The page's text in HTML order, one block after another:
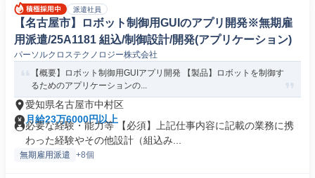
派遣社員
【名古屋市】ロボット制御用GUIのアプリ開発※無期雇
用派遣/25A1181 組込/制御設計/開発(アプリケーション)
パーソルクロステクノロジー株式会社
【概要】ロボット制御用GUIアプリ開発 【製品】ロボットを制御す
るためのアプリケーションの...
愛知県名古屋市中村区
月給23万6000円以上
必要な経験・能力等 【必須】上記仕事内容に記載の業務に携
わった経験やその他設計（組込み...
無期雇用派遣 +8個